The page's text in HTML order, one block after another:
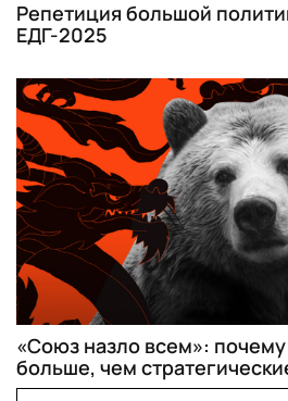
Репетиция большой
ЕДГ-2025
«Союз назло всем»:
больше, чем